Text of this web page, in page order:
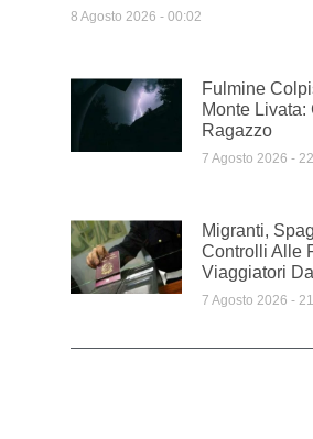
8 Agosto 2026 00:02
Fulmine
Monte Livata:
Ragazzo
7 Agosto 2026
Migranti,
Controlli Alle
Viaggiatori
7 Agosto 2026